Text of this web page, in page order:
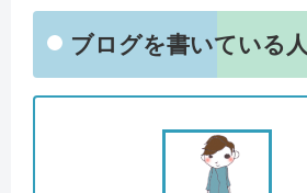
ブログを書いている人